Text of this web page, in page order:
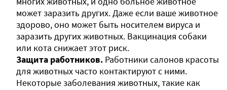
может заразить других. Даже если ваше животное
здорово, оно может быть носителем вируса и
заразить других животных. Вакцинация собаки
или кота снижает этот риск.
Защита работников. Работники салонов красоты
для животных часто контактируют с ними.
Некоторые заболевания животных, такие как